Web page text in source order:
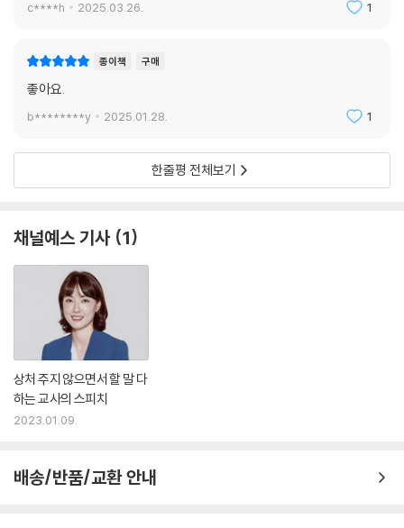
c****h 2025.03.26. 1
종이책 구매
좋아요.
b********y 2025.01.28. 1
한줄평 전체보기
채널예스 기사 1
상처 주지 않으면서 할 말 다
하는 교사의 스피치
2023.01.09.
배송/반품/교환 안내